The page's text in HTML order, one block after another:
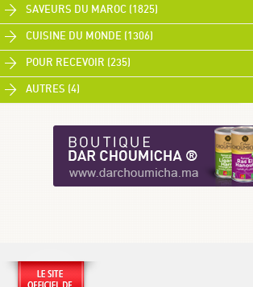
SAVEURS DU MAROC (1825)
CUISINE DU MONDE (1306)
POUR RECEVOIR (235)
AUTRES (4)